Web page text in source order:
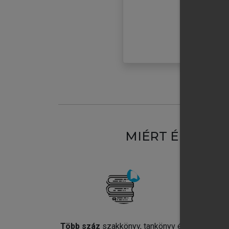
MIÉRT
Több száz szakkönyv, tankönyv és